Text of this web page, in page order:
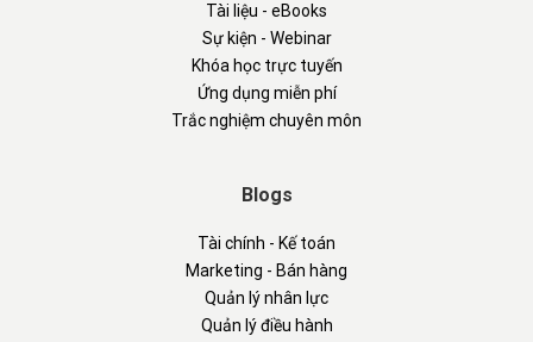
Tài liệu - eBooks
Sự kiện - Webinar
Khóa học trực tuyến
Ứng dụng miễn phí
Trắc nghiệm chuyên môn
Blogs
Tài chính - Kế toán
Marketing - Bán hàng
Quản lý nhân lực
Quản lý điều hành